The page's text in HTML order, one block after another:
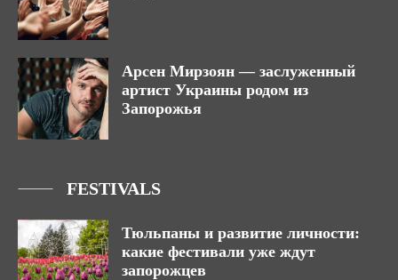
Арсен Мирзоян — заслуженный
артист Украины родом из
Запорожья
FESTIVALS
Тюльпаны и развитие личности:
какие фестивали уже ждут
запорожцев